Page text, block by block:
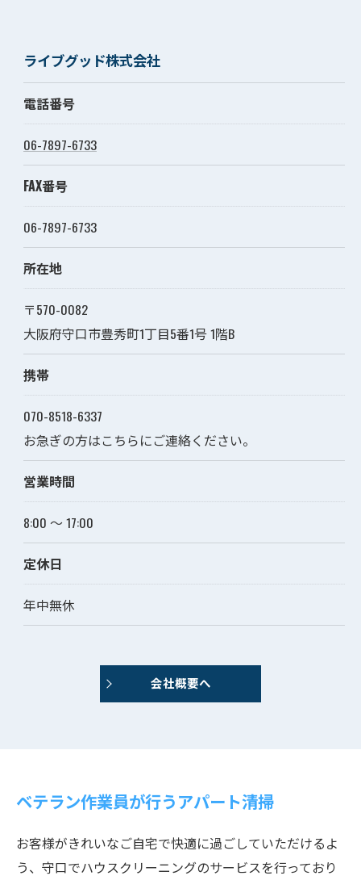
ライブグッド株式会社
電話番号
06-7897-6733
FAX番号
06-7897-6733
所在地
〒570-0082
大阪府守口市豊秀町1丁目5番1号 1階B
携帯
070-8518-6337
お急ぎの方はこちらにご連絡ください。
営業時間
8:00 ～ 17:00
定休日
年中無休
会社概要へ
ベテラン作業員が行うアパート清掃
お客様がきれいなご自宅で快適に過ごしていただけるよ
う、守口でハウスクリーニングのサービスを行っており